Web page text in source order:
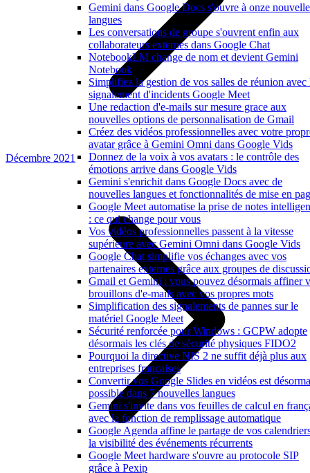
Gemini dans Google Docs s'ouvre à onze
langues
Les conversations de groupe s'ouvrent enfin aux
collaborateurs externes dans Google Chat
NotebookLM change de nom et devient Gemini
Notebook
Simplifiez la gestion de vos salles de réunion avec
signalement d'incidents Google Meet
Une redaction d'e-mails sur mesure grace aux
nouvelles options de personnalisation de Gmail
Créez des vidéos professionnelles avec votre
avatar grâce à Gemini Omni dans Google Vids
Donnez de la voix à vos avatars : le contrôle des
émotions arrive dans Google Vids
Gemini s'enrichit dans Google Docs avec de
nouvelles langues et fonctionnalités de mise en
Google Meet automatise la prise de notes
: ce qui change pour vous
Vos vidéos professionnelles passent à la vitesse
supérieure avec Gemini Omni dans Google Vids
Google Chat simplifie vos échanges avec vos
partenaires externes grâce aux groupes de
Gmail et Gemini : vous pouvez désormais affiner
brouillons d'e-mails avec vos propres mots
Simplification des signalements de pannes sur le
matériel Google Meet
Sécurité renforcée pour Windows : GCPW adopte
désormais les clés de sécurité physiques FIDO2
Pourquoi la directive NIS 2 ne suffit déjà plus aux
entreprises françaises
Convertir vos Google Slides en vidéos est
possible dans 7 nouvelles langues
Gemini s'invite dans vos feuilles de calcul en
avec la fonction de remplissage automatique
Google Agenda affine le partage de vos
la visibilité des événements récurrents
Google Meet hardware s'ouvre au protocole SIP
grâce à Pexip
Décembre 2021